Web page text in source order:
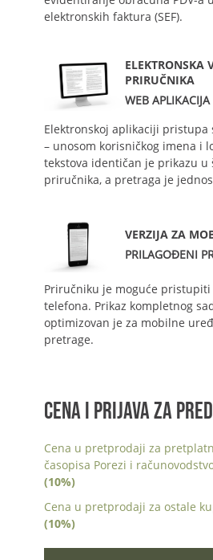
elektronskih faktura (SEF).
ELEKTRONSKA
PRIRUČNIKA
WEB APLIKACIJA
Elektronskoj aplikaciji
– unosom korisničkog imena i
tekstova identičan je prikazu u
priručnika, a pretraga je
VERZIJA ZA
PRILAGOĐENI
Priručniku je moguće
telefona. Prikaz kompletnog
optimizovan je za mobilne
pretrage.
CENA I PRIJAVA ZA
Cena u pretprodaji za
časopisa Porezi i
(10%)
Cena u pretprodaji za ostale
(10%)